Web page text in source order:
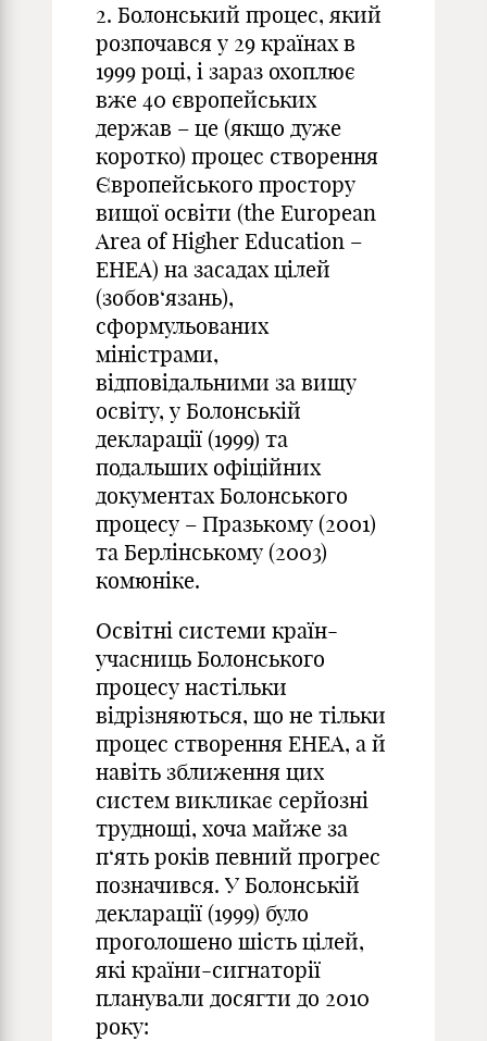
2. Болонський процес, який
розпочався у 29 країнах в
1999 році, і зараз охоплює
вже 40 європейських
держав – це (якщо дуже
коротко) процес створення
Європейського простору
вищої освіти (the European
Area of Higher Education –
ЕНЕА) на засадах цілей
(зобов‘язань),
сформульованих
міністрами,
відповідальними за вищу
освіту, у Болонській
декларації (1999) та
подальших офіційних
документах Болонського
процесу – Празькому (2001)
та Берлінському (2003)
комюніке.
Освітні системи країн-
учасниць Болонського
процесу настільки
відрізняються, що не тільки
процес створення ЕНЕА, а й
навіть зближення цих
систем викликає серйозні
труднощі, хоча майже за
п‘ять років певний прогрес
позначився. У Болонській
декларації (1999) було
проголошено шість цілей,
які країни-сигнаторії
планували досягти до 2010
року: